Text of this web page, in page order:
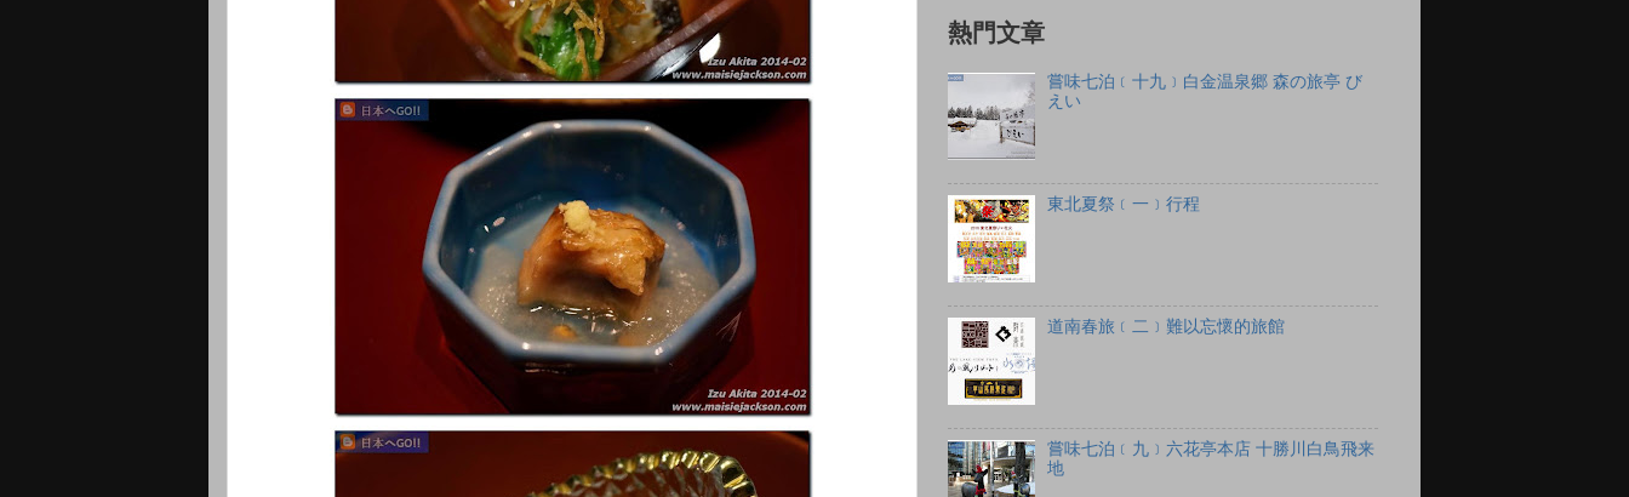
熱門文章
嘗味七泊﹝十九﹞白金温泉郷 森の旅亭 び
えい
東北夏祭﹝一﹞行程
道南春旅﹝二﹞難以忘懷的旅館
嘗味七泊﹝九﹞六花亭本店 十勝川白鳥飛来
地